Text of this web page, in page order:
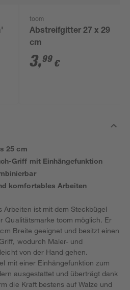
toom
Abstreifgitter 27 x 29
cm
3,99 €
25 cm
Griff mit Einhängefunktion
komfortables Arbeiten
Arbeiten ist mit dem Steckbügel
Qualitätsmarke toom möglich. Er
Breite geeignet und besitzt einen
wodurch Maler- und
von der Hand gehen.
mit einer Einhängefunktion zum
ausgestattet und überträgt dank
die Kraft bestens auf Walze und